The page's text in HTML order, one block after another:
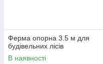
Ферма опорна 3.5 м для
будівельних лісів
В наявності